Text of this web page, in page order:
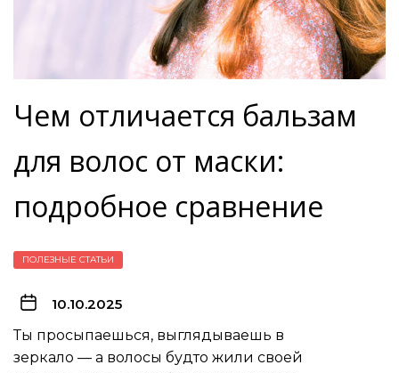
Чем отличается бальзам
для волос от маски:
подробное сравнение
ПОЛЕЗНЫЕ СТАТЬИ
10.10.2025
Ты просыпаешься, выглядываешь в
зеркало — а волосы будто жили своей